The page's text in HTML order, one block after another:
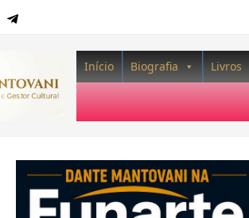
Início Biografia Livros